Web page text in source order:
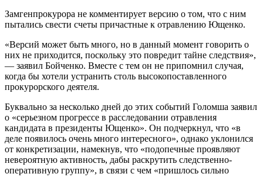
Замгенпрокурора не комментирует версию о том, что с ним
пытались свести счеты причастные к отравлению Ющенко.
«Версий может быть много, но в данный момент говорить о
них не приходится, поскольку это повредит тайне следствия»,
— заявил Бойченко. Вместе с тем он не припомнил случая,
когда бы хотели устранить столь высокопоставленного
прокурорского деятеля.
Буквально за несколько дней до этих событий Голомша заявил
о «серьезном прогрессе в расследовании отравления
кандидата в президенты Ющенко». Он подчеркнул, что «в
деле появилось очень много интересного», однако уклонился
от конкретизации, намекнув, что «подопечные проявляют
невероятную активность, дабы раскрутить следственно-
оперативную группу», в связи с чем «пришлось сильно